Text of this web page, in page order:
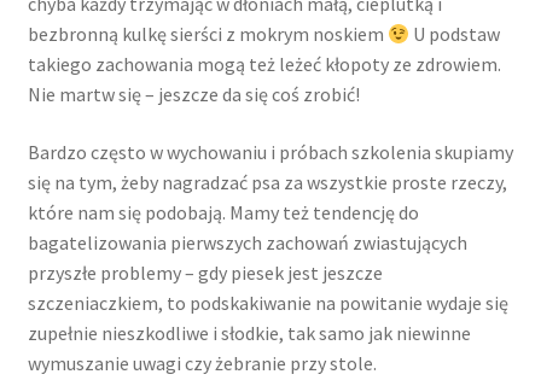
bezbronną kulkę sierści z mokrym noskiem
U podstaw
takiego zachowania mogą też leżeć kłopoty ze zdrowiem.
Nie martw się – jeszcze da się coś zrobić!
Bardzo często w wychowaniu i próbach szkolenia skupiamy
się na tym, żeby nagradzać psa za wszystkie proste rzeczy,
które nam się podobają. Mamy też tendencję do
bagatelizowania pierwszych zachowań zwiastujących
przyszłe problemy – gdy piesek jest jeszcze
szczeniaczkiem, to podskakiwanie na powitanie wydaje się
zupełnie nieszkodliwe i słodkie, tak samo jak niewinne
wymuszanie uwagi czy żebranie przy stole.